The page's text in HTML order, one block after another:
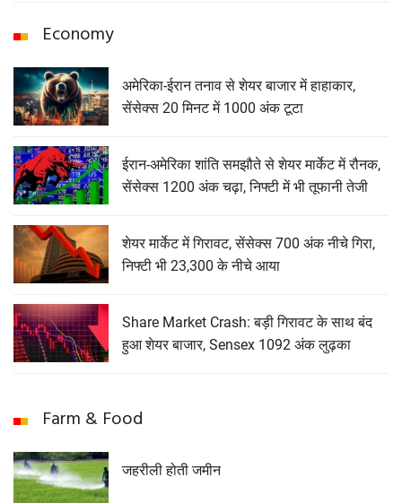
Economy
अमेरिका-ईरान तनाव से शेयर बाजार में हाहाकार,
सेंसेक्स 20 मिनट में 1000 अंक टूटा
ईरान-अमेरिका शांति समझौते से शेयर मार्केट में रौनक,
सेंसेक्स 1200 अंक चढ़ा, निफ्टी में भी तूफानी तेजी
शेयर मार्केट में गिरावट, सेंसेक्‍स 700 अंक नीचे गिरा,
निफ्टी भी 23,300 के नीचे आया
Share Market Crash: बड़ी गिरावट के साथ बंद
हुआ शेयर बाजार, Sensex 1092 अंक लुढ़का
Farm & Food
जहरीली होती जमीन